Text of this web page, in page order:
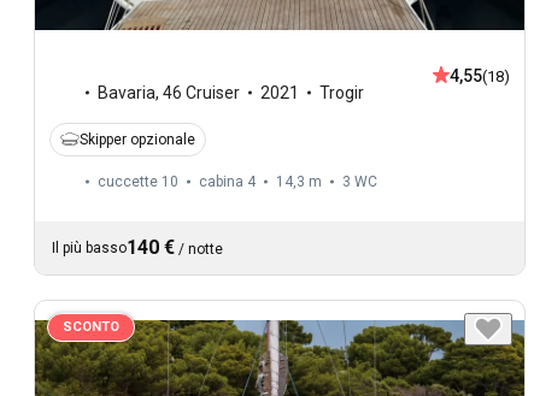
Bavaria, 46 Cruiser 2021 Trogir
4,55(18)
Skipper opzionale
cuccette 10 cabina 4 14,3 m 3 WC
Il più basso140 € / notte
SCONTO